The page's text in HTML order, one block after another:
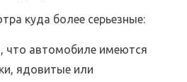
куда более серьезные:
что автомобиле имеются
ядовитые или